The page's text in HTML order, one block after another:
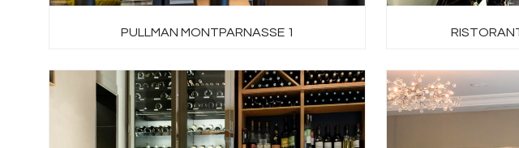
PULLMAN MONTPARNASSE 1